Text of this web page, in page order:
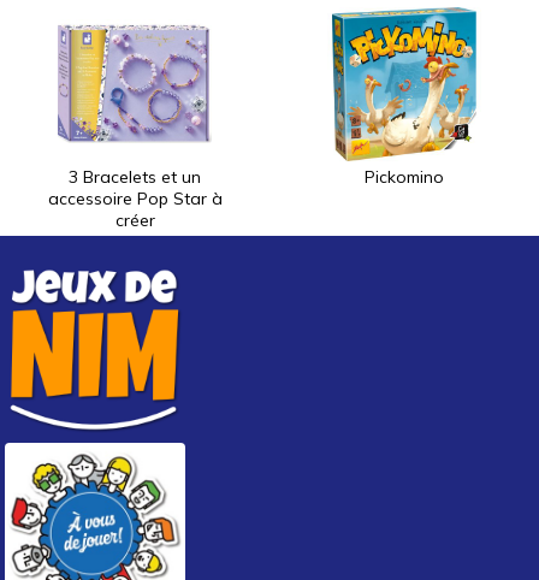
3 Bracelets et un
accessoire Pop Star à
créer
Pickomino